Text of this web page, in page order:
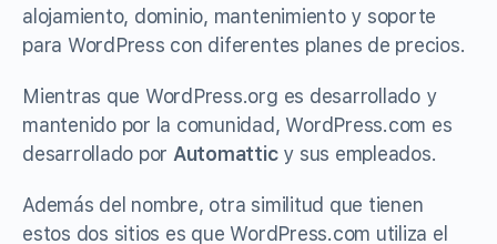
alojamiento, dominio, mantenimiento y soporte
para WordPress con diferentes planes de precios.
Mientras que WordPress.org es desarrollado y
mantenido por la comunidad, WordPress.com es
desarrollado por Automatticy sus empleados.
Además del nombre, otra similitud que tienen
estos dos sitios es que WordPress.com utiliza el